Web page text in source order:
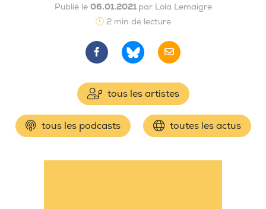
Publié le 06.01.2021 par Lola Lemaigre
2 min de lecture
tous les artistes
tous les podcasts toutes les actus